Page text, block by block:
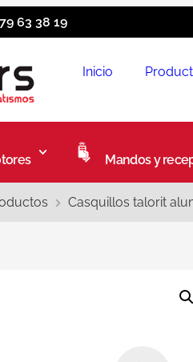
63 38 19
Inicio
Mandos y
Casquillos talorit